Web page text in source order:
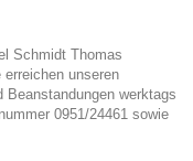
Schmidt Thomas
unseren
Beanstandungen werktags
0951/24461 sowie